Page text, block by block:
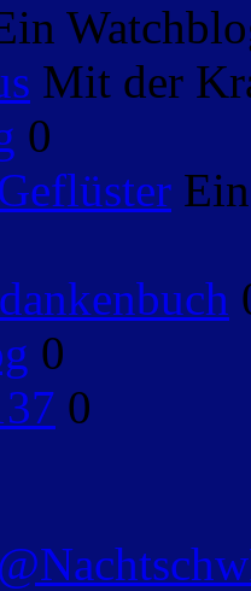
Mit der
0
0
0